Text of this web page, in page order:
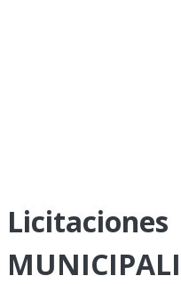
Licitaciones